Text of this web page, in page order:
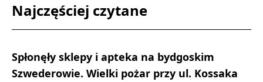
Najczęściej czytane
Spłonęły sklepy i apteka na bydgoskim
Szwederowie. Wielki pożar przy ul. Kossaka